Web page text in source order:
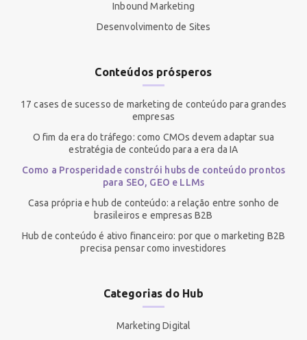
Inbound Marketing
Desenvolvimento de Sites
Conteúdos prósperos
17 cases de sucesso de marketing de conteúdo para grandes
empresas
O fim da era do tráfego: como CMOs devem adaptar sua
estratégia de conteúdo para a era da IA
Como a Prosperidade constrói hubs de conteúdo prontos
para SEO, GEO e LLMs
Casa própria e hub de conteúdo: a relação entre sonho de
brasileiros e empresas B2B
Hub de conteúdo é ativo financeiro: por que o marketing B2B
precisa pensar como investidores
Categorias do Hub
Marketing Digital